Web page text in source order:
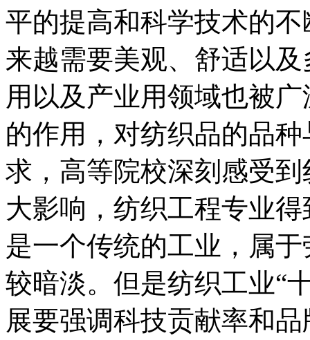
平的提高和科学技术的
来越需要美观、舒适以
用以及产业用领域也被
的作用，对纺织品的品
求，高等院校深刻感受
大影响，纺织工程专业
是一个传统的工业，属
较暗淡。但是纺织工业“
展要强调科技贡献率和